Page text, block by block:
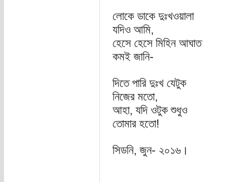
লোকে ডাকে দুঃখওয়ালা
যদিও আমি,
হেসে হেসে মিহিন আঘাত
কমই জানি-
দিতে পারি দুঃখ যেটুক
নিজের মতো,
আহা, যদি ওটুক শুধুও
তোমার হতো!
সিডনি, জুন- ২০১৬।